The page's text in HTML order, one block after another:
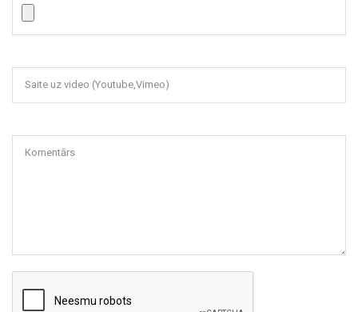
Saite uz video (Youtube,Vimeo)
Komentārs